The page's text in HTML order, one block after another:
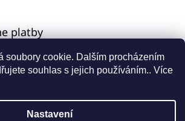
soubory cookie. Dalším procházením
souhlas s jejich používáním.. Více
Nastavení
platby
Vytvořil Shoptet